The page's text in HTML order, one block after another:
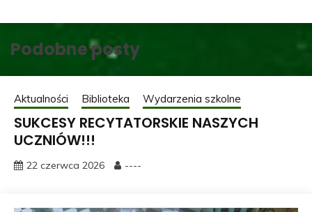
Podobne posty
Aktualności Biblioteka Wydarzenia szkolne
SUKCESY RECYTATORSKIE NASZYCH
UCZNIÓW!!!
22 czerwca 2026 ----